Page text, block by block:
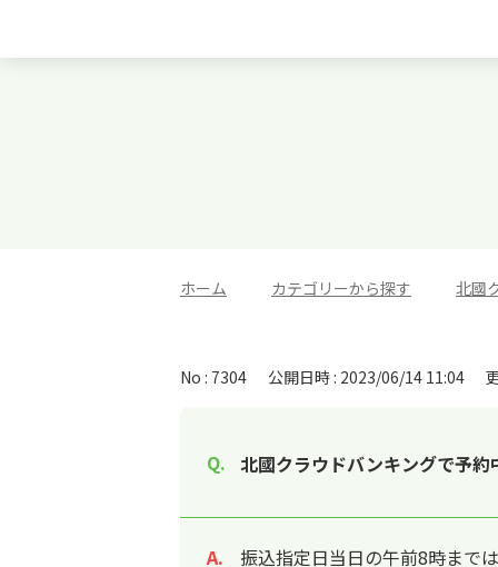
ホーム カテゴリーから探す 北國
No : 7304 公開日時 : 2023/06/14 11:04
北國クラウドバンキングで予
回答
振込指定日当日の午前8時まで